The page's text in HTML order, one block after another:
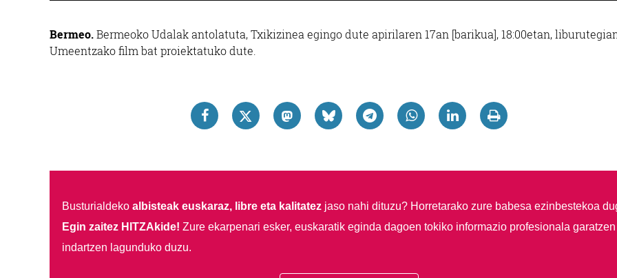
Bermeo.Bermeoko Udalak antolatuta, Txikizinea egingo dute apirilaren 17an [barikua], 18:00etan,
Umeentzako film bat proiektatuko dute.
Busturialdeko albisteak euskaraz, libre eta kalitatezjaso nahi dituzu? Horretarako zure babesa ezinbestekoa
Egin zaitez HITZAkide! Zure ekarpenari esker, euskaratik eginda dagoen tokiko informazio profesionala garatzen
indartzen lagunduko duzu.